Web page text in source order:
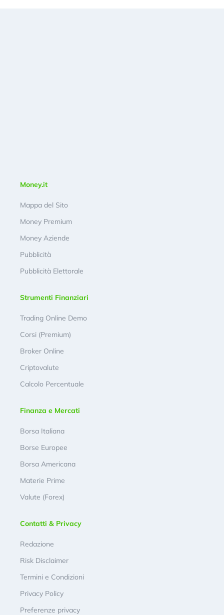
Money.it
Mappa del Sito
Money Premium
Money Aziende
Pubblicità
Pubblicità Elettorale
Strumenti Finanziari
Trading Online Demo
Corsi (Premium)
Broker Online
Criptovalute
Calcolo Percentuale
Finanza e Mercati
Borsa Italiana
Borse Europee
Borsa Americana
Materie Prime
Valute (Forex)
Contatti & Privacy
Redazione
Risk Disclaimer
Termini e Condizioni
Privacy Policy
Preferenze privacy